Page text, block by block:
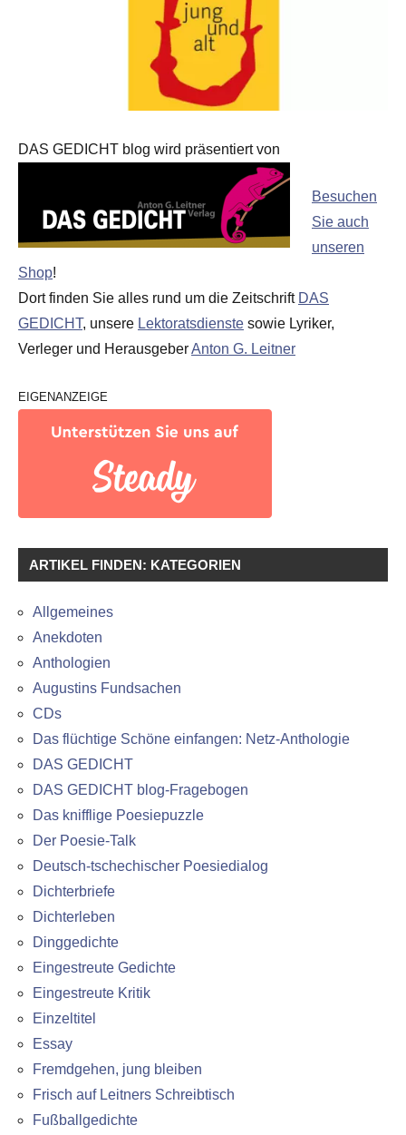
DAS GEDICHT blog wird präsentiert von
Besuchen
Sie auch
unseren
Shop!
Dort finden Sie alles rund um die Zeitschrift DAS
GEDICHT, unsere Lektoratsdienste sowie Lyriker,
Verleger und HerausgeberAnton G. Leitner
EIGENANZEIGE
ARTIKEL FINDEN: KATEGORIEN
Allgemeines
Anekdoten
Anthologien
Augustins Fundsachen
CDs
Das flüchtige Schöne einfangen: Netz-Anthologie
DAS GEDICHT
DAS GEDICHT blog-Fragebogen
Das knifflige Poesiepuzzle
Der Poesie-Talk
Deutsch-tschechischer Poesiedialog
Dichterbriefe
Dichterleben
Dinggedichte
Eingestreute Gedichte
Eingestreute Kritik
Einzeltitel
Essay
Fremdgehen, jung bleiben
Frisch auf Leitners Schreibtisch
Fußballgedichte